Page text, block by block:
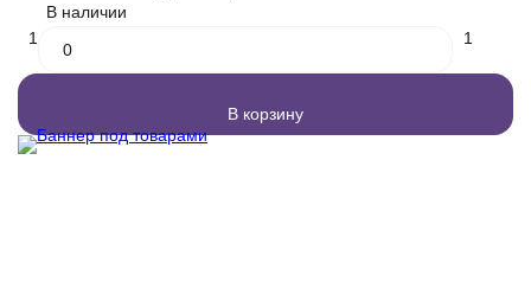
В наличии
1
1
В корзину